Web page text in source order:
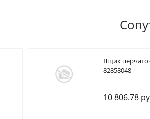
Ящик
82858048
10 806.78